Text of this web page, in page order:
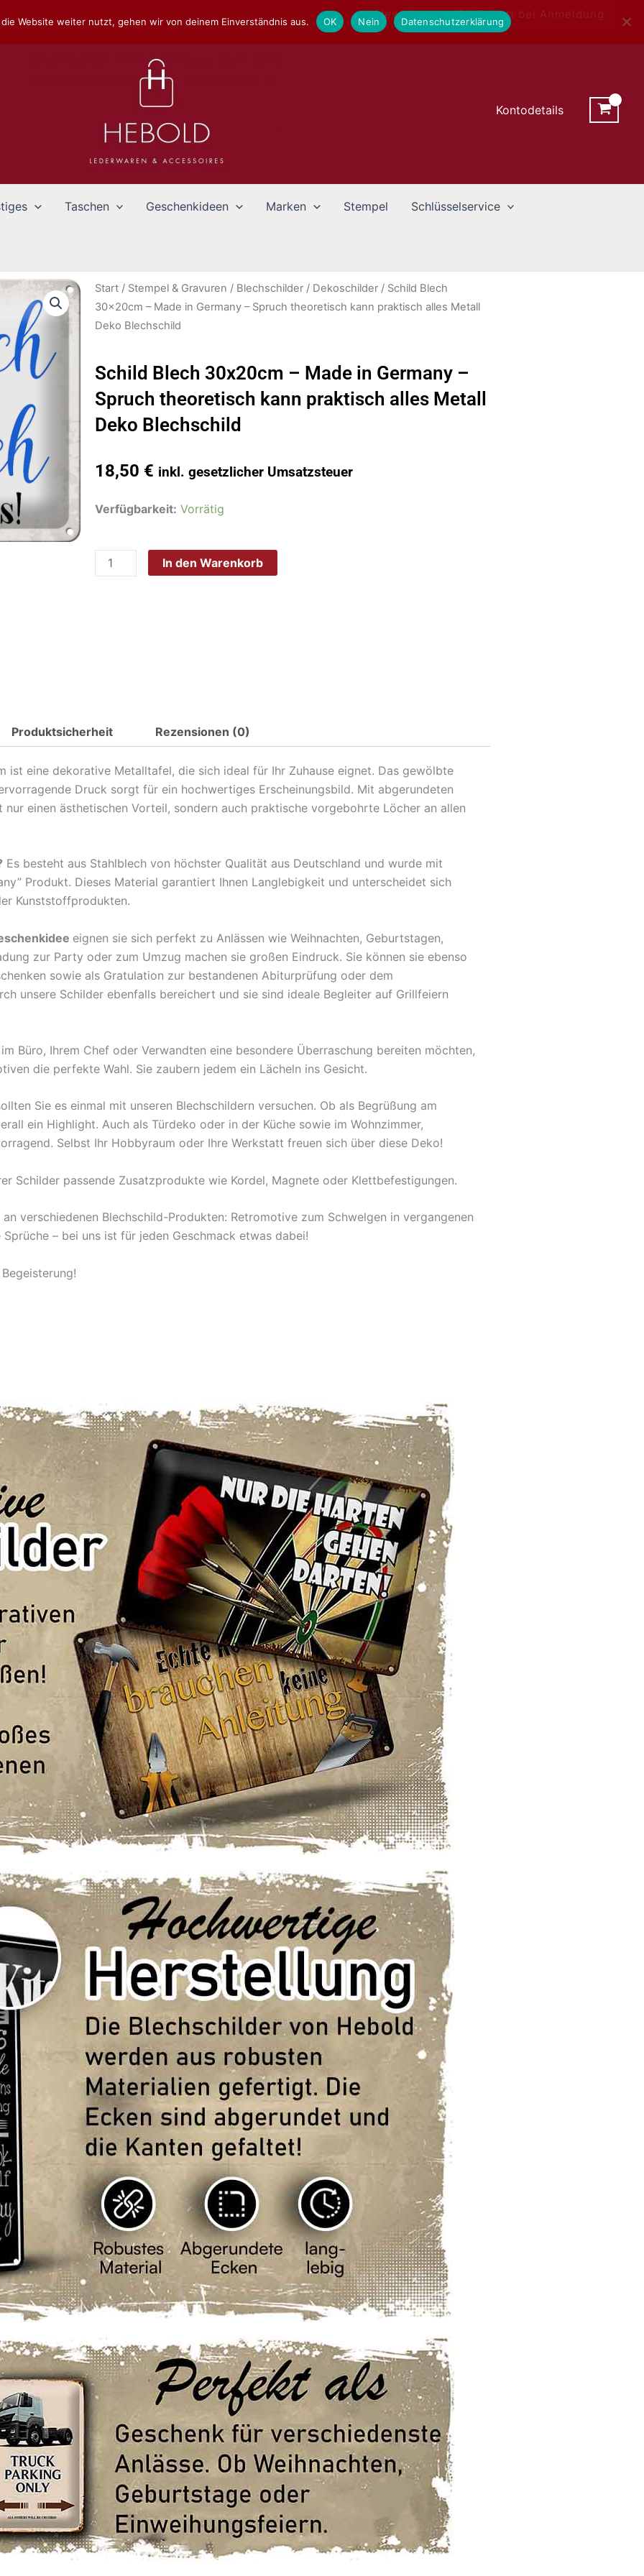
Newsletter - 10% Rabatt bei Anmeldung
Kontodetails
Taschen Geschenkideen Marken Stempel Schlüsselservice
Start / Stempel & Gravuren / Blechschilder / Dekoschilder / Schild Blech
30x20cm – Made in Germany – Spruch theoretisch kann praktisch alles Metall
Deko Blechschild
Schild Blech 30x20cm – Made in Germany –
Spruch theoretisch kann praktisch alles Metall
Deko Blechschild
18,50 € inkl. gesetzlicher Umsatzsteuer
Verfügbarkeit: Vorrätig
Schild
alles
Metall
Deko
Blechschild
Menge
In den Warenkorb
Produktsicherheit Rezensionen (0)
eine dekorative Metalltafel, die sich ideal für Ihr Zuhause eignet. Das gewölbte
Druck sorgt für ein hochwertiges Erscheinungsbild. Mit abgerundeten
einen ästhetischen Vorteil, sondern auch praktische vorgebohrte Löcher an allen
Es besteht aus Stahlblech von höchster Qualität aus Deutschland und wurde mit
Produkt. Dieses Material garantiert Ihnen Langlebigkeit und unterscheidet sich
Kunststoffprodukten.
eignen sie sich perfekt zu Anlässen wie Weihnachten, Geburtstagen,
zur Party oder zum Umzug machen sie großen Eindruck. Sie können sie ebenso
sowie als Gratulation zur bestandenen Abiturprüfung oder dem
unsere Schilder ebenfalls bereichert und sie sind ideale Begleiter auf Grillfeiern
Büro, Ihrem Chef oder Verwandten eine besondere Überraschung bereiten möchten,
die perfekte Wahl. Sie zaubern jedem ein Lächeln ins Gesicht.
Sie es einmal mit unseren Blechschildern versuchen. Ob als Begrüßung am
ein Highlight. Auch als Türdeko oder in der Küche sowie im Wohnzimmer,
Selbst Ihr Hobbyraum oder Ihre Werkstatt freuen sich über diese Deko!
Schilder passende Zusatzprodukte wie Kordel, Magnete oder Klettbefestigungen.
verschiedenen Blechschild-Produkten: Retromotive zum Schwelgen in vergangenen
– bei uns ist für jeden Geschmack etwas dabei!
die Website weiter nutzt, gehen wir von deinem Einverständnis aus. OK Nein Datenschutzerklärung